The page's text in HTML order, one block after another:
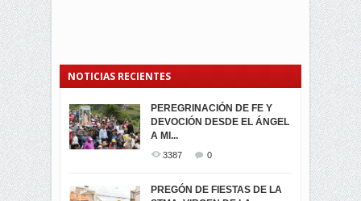
NOTICIAS RECIENTES
PEREGRINACIÓN DE FE Y
DEVOCIÓN DESDE EL ÁNGEL
A MI...
3387 0
PREGÓN DE FIESTAS DE LA
PROCESIÓN DE LA VIRGEN
DE LA CARIDAD 2024
3058
-ENCENDIDO DEL ARBOL DE
SEGUNDA VUELTA
ELECCIONES
PRESIDENCIALES 2023 EN
M...